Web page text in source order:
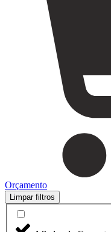
Orçamento
Limpar filtros